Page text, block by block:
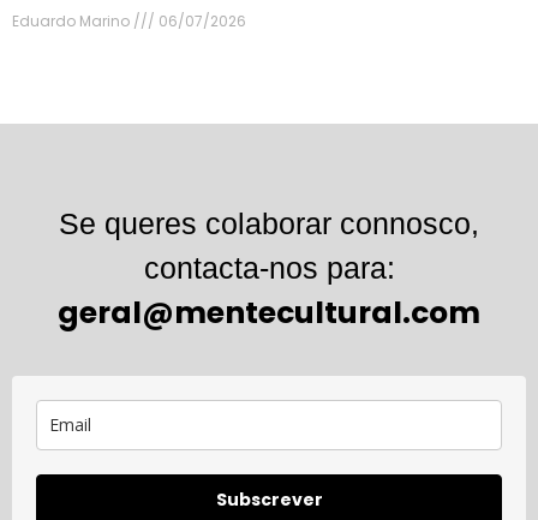
Eduardo Marino
06/07/2026
Se queres colaborar connosco,
contacta-nos para:
geral@mentecultural.com
Subscrever